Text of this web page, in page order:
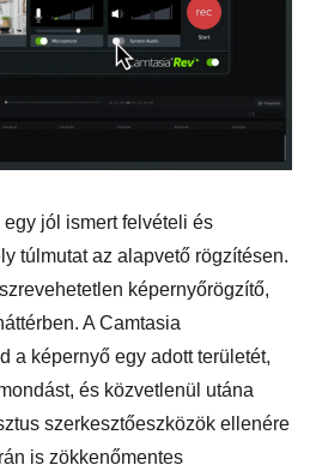
jól ismert felvételi és
túlmutat az alapvető rögzítésen.
képernyőrögzítő,
A Camtasia
a képernyő egy adott területét,
és közvetlenül utána
szerkesztőeszközök ellenére
is zökkenőmentes